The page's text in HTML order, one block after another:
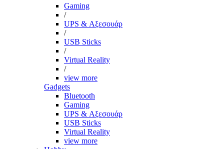
Gaming
/
UPS & Αξεσουάρ
/
USB Sticks
/
Virtual Reality
/
view more
Gadgets
Bluetooth
Gaming
UPS & Αξεσουάρ
USB Sticks
Virtual Reality
view more